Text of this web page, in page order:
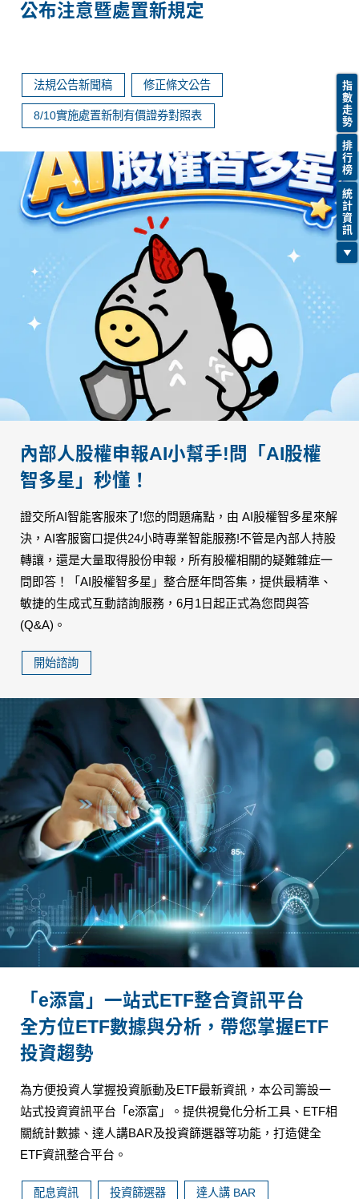
公布注意暨處置新規定
法規公告新聞稿 修正條文公告
8/10實施處置新制有價證券對照表
內部人股權申報AI小幫手!問「AI股權
智多星」秒懂！
證交所AI智能客服來了!您的問題痛點，由 AI股權智多星來解
決，AI客服窗口提供24小時專業智能服務!不管是內部人持股
轉讓，還是大量取得股份申報，所有股權相關的疑難雜症一
問即答！「AI股權智多星」整合歷年問答集，提供最精準、
敏捷的生成式互動諮詢服務，6月1日起正式為您問與答
(Q&A)。
開始諮詢
「e添富」一站式ETF整合資訊平台
全方位ETF數據與分析，帶您掌握ETF
投資趨勢
為方便投資人掌握投資脈動及ETF最新資訊，本公司籌設一
站式投資資訊平台「e添富」。提供視覺化分析工具、ETF相
關統計數據、達人講BAR及投資篩選器等功能，打造健全
ETF資訊整合平台。
配息資訊 投資篩選器 達人講 BAR
指
數
走
勢
排
行
榜
統
計
資
訊